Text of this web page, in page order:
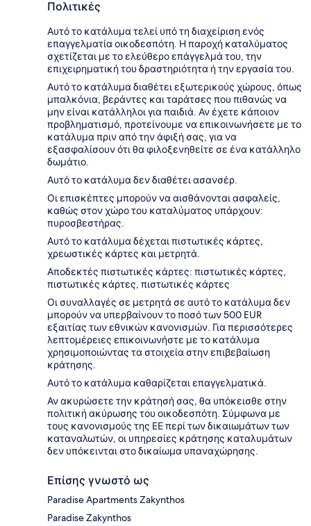
Πολιτικές
Αυτό το κατάλυμα τελεί υπό τη διαχείριση ενός
επαγγελματία οικοδεσπότη. Η παροχή καταλύματος
σχετίζεται με το ελεύθερο επάγγελμά του, την
επιχειρηματική του δραστηριότητα ή την εργασία του.
Αυτό το κατάλυμα διαθέτει εξωτερικούς χώρους, όπως
μπαλκόνια, βεράντες και ταράτσες που πιθανώς να
μην είναι κατάλληλοι για παιδιά. Αν έχετε κάποιον
προβληματισμό, προτείνουμε να επικοινωνήσετε με το
κατάλυμα πριν από την άφιξή σας, για να
εξασφαλίσουν ότι θα φιλοξενηθείτε σε ένα κατάλληλο
δωμάτιο.
Αυτό το κατάλυμα δεν διαθέτει ασανσέρ.
Οι επισκέπτες μπορούν να αισθάνονται ασφαλείς,
καθώς στον χώρο του καταλύματος υπάρχουν:
πυροσβεστήρας.
Αυτό το κατάλυμα δέχεται πιστωτικές κάρτες,
χρεωστικές κάρτες και μετρητά.
Αποδεκτές πιστωτικές κάρτες: πιστωτικές κάρτες,
πιστωτικές κάρτες, πιστωτικές κάρτες
Οι συναλλαγές σε μετρητά σε αυτό το κατάλυμα δεν
μπορούν να υπερβαίνουν το ποσό των 500 EUR
εξαιτίας των εθνικών κανονισμών. Για περισσότερες
λεπτομέρειες επικοινωνήστε με το κατάλυμα
χρησιμοποιώντας τα στοιχεία στην επιβεβαίωση
κράτησης.
Αυτό το κατάλυμα καθαρίζεται επαγγελματικά.
Αν ακυρώσετε την κράτησή σας, θα υπόκεισθε στην
πολιτική ακύρωσης του οικοδεσπότη. Σύμφωνα με
τους κανονισμούς της ΕΕ περί των δικαιωμάτων των
καταναλωτών, οι υπηρεσίες κράτησης καταλυμάτων
δεν υπόκεινται στο δικαίωμα υπαναχώρησης.
Επίσης γνωστό ως
Paradise Apartments Zakynthos
Paradise Zakynthos